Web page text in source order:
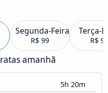
Segunda-Feira
R$ 99
Terça-
R$ 99
amanhã
5h 20m